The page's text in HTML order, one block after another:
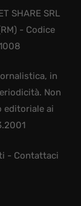
SHARE SRL
- Codice
in
Non
editoriale ai
- Contattaci